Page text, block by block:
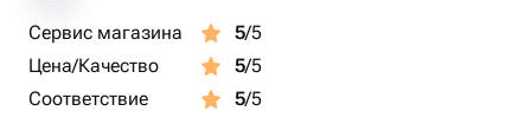
Сервис магазина 5/5
Цена/Качество
5/5
Соответствие
5/5